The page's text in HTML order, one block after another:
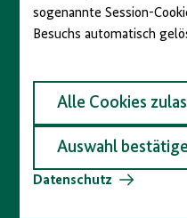
sogenannte Session-
Besuchs automatisch
Alle Cookies
Auswahl
Datenschutz